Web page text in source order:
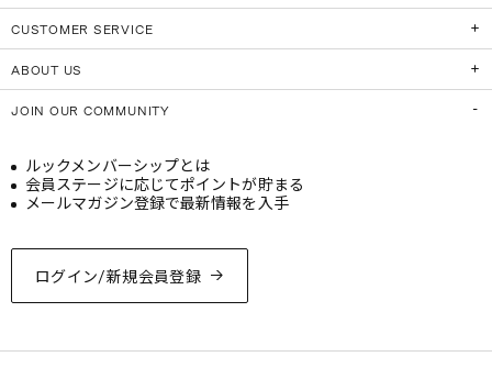
CUSTOMER SERVICE
ABOUT US
JOIN OUR COMMUNITY
ログイン/新規会員登録
ルックメンバーシップとは
会員ステージに応じてポイントが貯まる
メールマガジン登録で最新情報を入手